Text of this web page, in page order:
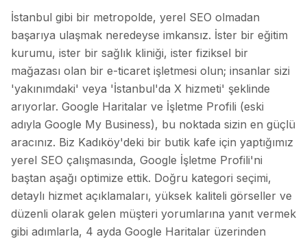
İstanbul gibi bir metropolde, yerel SEO olmadan
başarıya ulaşmak neredeyse imkansız. İster bir eğitim
kurumu, ister bir sağlık kliniği, ister fiziksel bir
mağazası olan bir e-ticaret işletmesi olun; insanlar sizi
'yakınımdaki' veya 'İstanbul'da X hizmeti' şeklinde
arıyorlar. Google Haritalar ve İşletme Profili (eski
adıyla Google My Business), bu noktada sizin en güçlü
aracınız. Biz Kadıköy'deki bir butik kafe için yaptığımız
yerel SEO çalışmasında, Google İşletme Profili'ni
baştan aşağı optimize ettik. Doğru kategori seçimi,
detaylı hizmet açıklamaları, yüksek kaliteli görseller ve
düzenli olarak gelen müşteri yorumlarına yanıt vermek
gibi adımlarla, 4 ayda Google Haritalar üzerinden